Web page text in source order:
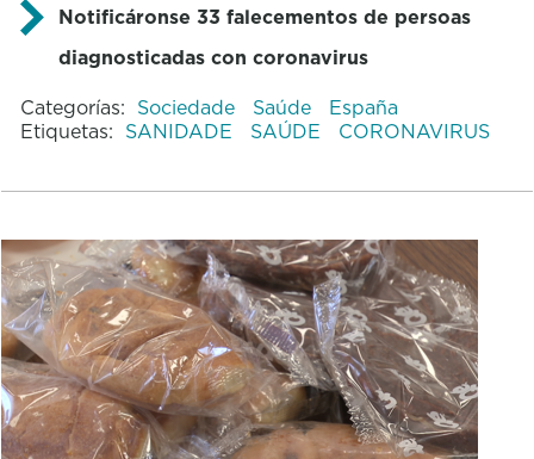
Notificáronse 33 falecementos de persoas
diagnosticadas con coronavirus
Categorías: Sociedade Saúde
España
Etiquetas: SANIDADE SAÚDE CORONAVIRUS